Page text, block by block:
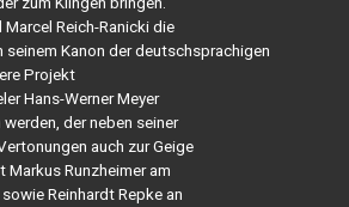
Reich-Ranicki die
seinem Kanon der deutschsprachigen
Projekt
Hans-Werner Meyer
der neben seiner
auch zur Geige
Runzheimer am
Reinhardt Repke an